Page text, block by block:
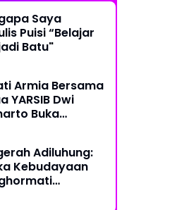
Saya
“Belajar
Batu"
Armia Bersama
YARSIB Dwi
Buka
Adiluhung:
Kebudayaan